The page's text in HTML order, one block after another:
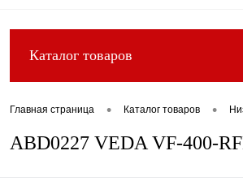
Каталог товаров
Главная страница • Каталог товаров •
ABD0227 VEDA VF-400-